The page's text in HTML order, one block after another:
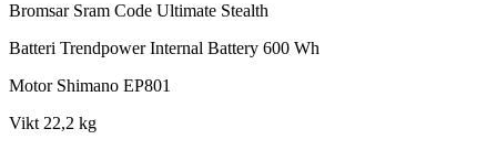
Bromsar Sram Code Ultimate Stealth
Batteri Trendpower Internal Battery 600 Wh
Motor Shimano EP801
Vikt 22,2 kg